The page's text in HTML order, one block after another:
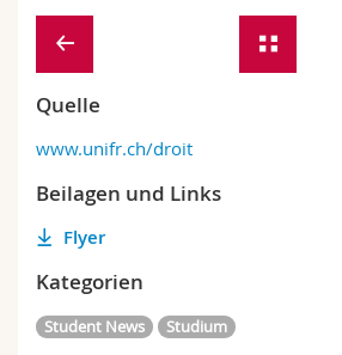
Quelle
www.unifr.ch/droit
Beilagen und Links
Flyer
Kategorien
Student News Studium